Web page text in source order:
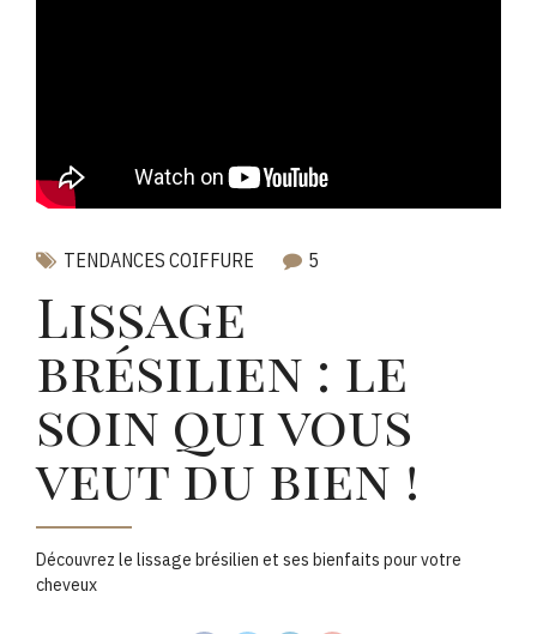
TENDANCES COIFFURE 5
Lissage
brésilien : le
soin qui vous
veut du bien !
Découvrez le lissage brésilien et ses bienfaits pour votre
cheveux